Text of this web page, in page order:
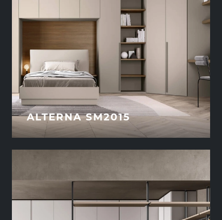
ALTERNA SM2015